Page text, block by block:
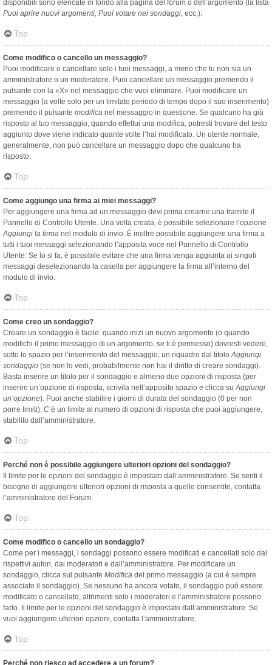
disponibili sono elencate in fondo alla pagina del forum o dell’argomento (la lista
Puoi aprire nuovi argomenti, Puoi votare nei sondaggi, ecc.).
Top
Come modifico o cancello un messaggio?
Puoi modificare o cancellare solo i tuoi messaggi, a meno che tu non sia un
amministratore o un moderatore. Puoi cancellare un messaggio premendo il
pulsante con la «X» nel messaggio che vuoi eliminare. Puoi modificare un
messaggio (a volte solo per un limitato periodo di tempo dopo il suo inserimento)
premendo il pulsante modifica nel messaggio in questione. Se qualcuno ha già
risposto al tuo messaggio, quando effettui una modifica, potresti trovare del testo
aggiunto dove viene indicato quante volte l’hai modificato. Un utente normale,
generalmente, non può cancellare un messaggio dopo che qualcuno ha
risposto.
Top
Come aggiungo una firma ai miei messaggi?
Per aggiungere una firma ad un messaggio devi prima crearne una tramite il
Pannello di Controllo Utente. Una volta creata, è possibile selezionare l’opzione
Aggiungi la firma nel modulo di invio. È inoltre possibile aggiungere una firma a
tutti i tuoi messaggi selezionando l’apposita voce nel Pannello di Controllo
Utente. Se lo si fa, è possibile evitare che una firma venga aggiunta ai singoli
messaggi deselezionando la casella per aggiungere la firma all’interno del
modulo di invio.
Top
Come creo un sondaggio?
Creare un sondaggio è facile: quando inizi un nuovo argomento (o quando
modifichi il primo messaggio di un argomento, se ti è permesso) dovresti vedere,
sotto lo spazio per l’inserimento del messaggio, un riquadro dal titoloAggiungi
sondaggio (se non lo vedi, probabilmente non hai il diritto di creare sondaggi).
Basta inserire un titolo per il sondaggio e almeno due opzioni di risposta (per
inserire un’opzione di risposta, scrivila nell’apposito spazio e clicca suAggiungi
un’opzione). Puoi anche stabilire i giorni di durata del sondaggio (0 per non
porre limiti). C’è un limite al numero di opzioni di risposta che puoi aggiungere,
stabilito dall’amministratore.
Top
Perché non è possibile aggiungere ulteriori opzioni del sondaggio?
Il limite per le opzioni del sondaggio è impostato dall’amministratore. Se senti il
bisogno di aggiungere ulteriori opzioni di risposta a quelle consentite, contatta
l’amministratore del Forum.
Top
Come modifico o cancello un sondaggio?
Come per i messaggi, i sondaggi possono essere modificati e cancellati solo dai
rispettivi autori, dai moderatori e dall’amministratore. Per modificare un
sondaggio, clicca sul pulsante Modifica del primo messaggio (a cui è sempre
associato il sondaggio). Se nessuno ha ancora votato, il sondaggio può essere
modificato o cancellato, altrimenti solo i moderatori e l’amministratore possono
farlo. Il limite per le opzioni del sondaggio è impostato dall’amministratore. Se
vuoi aggiungere ulteriori opzioni, contatta l’amministratore.
Top
Perché non riesco ad accedere a un forum?